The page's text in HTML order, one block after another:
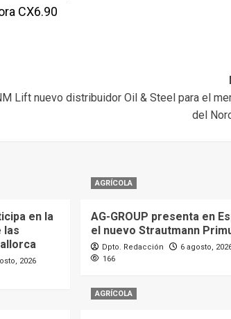
CX6.90
Lift nuevo distribuidor Oil & Steel para el
del
en la
las
2026
AGRÍCOLA
AG-GROUP presenta en
el nuevo Strautmann
Dpto. Redacción
6 agosto,
166
AGRÍCOLA